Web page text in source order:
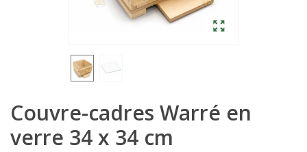
Couvre-cadres Warré en
verre 34 x 34 cm